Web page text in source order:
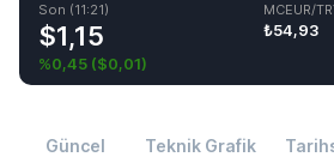
Son (11:21)
$1,15
%0,45 ($0,01)
MCEUR/
₺54,93
Güncel Teknik Grafik